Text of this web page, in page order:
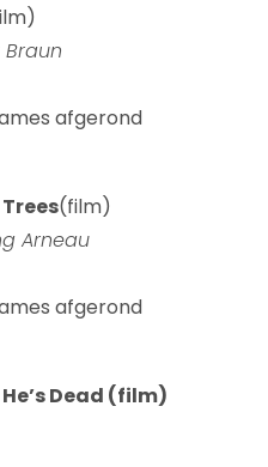
afgerond
Trees(film)
Arneau
afgerond
He’s Dead (film)